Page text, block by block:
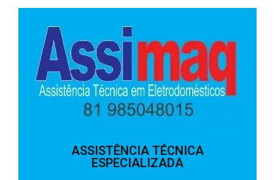
ASSISTÊNCIA TÉCNICA
ESPECIALIZADA